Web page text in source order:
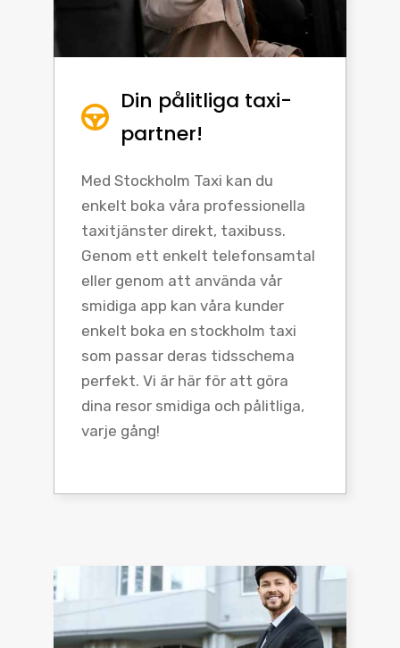
Din pålitliga taxi-
partner!
Med Stockholm Taxi kan du
enkelt boka våra professionella
taxitjänster direkt, taxibuss.
Genom ett enkelt telefonsamtal
eller genom att använda vår
smidiga app kan våra kunder
enkelt boka en stockholm taxi
som passar deras tidsschema
perfekt. Vi är här för att göra
dina resor smidiga och pålitliga,
varje gång!